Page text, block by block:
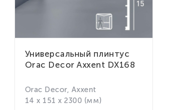
Универсальный плинтус
Orac Decor Axxent DX168
Orac Decor, Axxent
14 x 151 x 2300 (мм)